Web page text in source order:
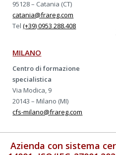
95128 – Catania (CT)
catania@frareg.com
Tel(+39) 0953 288.408
MILANO
Centro di formazione
specialistica
Via Modica, 9
20143 – Milano (MI)
cfs-milano@frareg.com
Azienda con sistema